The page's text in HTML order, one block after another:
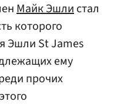
Майк Эшлистал
которого
Эшли St James
ему
прочих